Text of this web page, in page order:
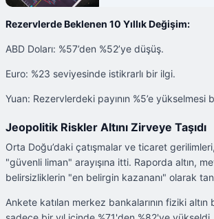
Rezervlerde Beklenen 10 Yıllık Değişim:
ABD Doları: %57’den %52’ye düşüş.
Euro: %23 seviyesinde istikrarlı bir ilgi.
Yuan: Rezervlerdeki payının %5’e yükselmesi
Jeopolitik Riskler Altını Zirveye Taşıdı
Orta Doğu’daki çatışmalar ve ticaret
"güvenli liman" arayışına itti. Raporda altın,
belirsizliklerin "en belirgin kazananı" olarak
Ankete katılan merkez bankalarının fiziki altın